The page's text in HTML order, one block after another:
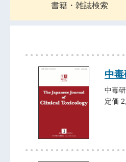
書籍・雑誌検索
中
中毒
定価